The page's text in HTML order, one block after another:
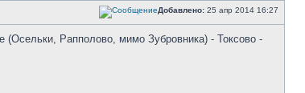
Добавлено: 25 апр 2014 16:27
(Осельки, Рапполово, мимо Зубровника) - Токсово -